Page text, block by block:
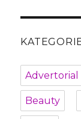
Advertorial
Beauty